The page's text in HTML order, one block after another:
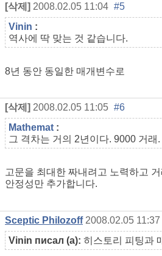
[삭제] 2008.02.05 11:04 #5
Vinin :
역사에 딱 맞는 것 같습니다.
8년 동안 동일한 매개변수로
[삭제] 2008.02.05 11:05 #6
Mathemat :
그 격차는 거의 2년이다. 9000 거래
고문을 최대한 짜내려고 노력하고
안정성만 추가합니다.
Sceptic Philozoff 2008.02.05 11:37
Vinin писал (а): 히스토리 피팅과